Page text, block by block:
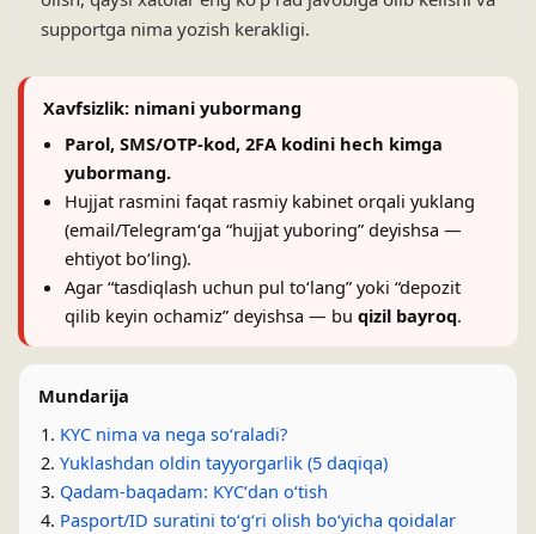
supportga nima yozish kerakligi.
Xavfsizlik: nimani yubormang
Parol, SMS/OTP-kod, 2FA kodini hech kimga
yubormang.
Hujjat rasmini faqat rasmiy kabinet orqali yuklang
(email/Telegramʻga “hujjat yuboring” deyishsa —
ehtiyot boʻling).
Agar “tasdiqlash uchun pul toʻlang” yoki “depozit
qilib keyin ochamiz” deyishsa — bu qizil bayroq.
Mundarija
KYC nima va nega soʻraladi?
Yuklashdan oldin tayyorgarlik (5 daqiqa)
Qadam-baqadam: KYCʻdan oʻtish
Pasport/ID suratini toʻgʻri olish boʻyicha qoidalar